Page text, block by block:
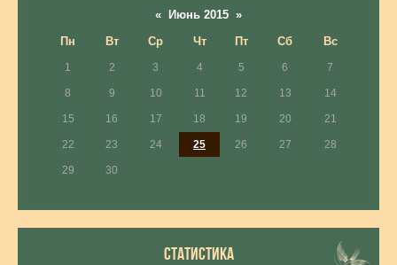
« Июнь 2015 »
Пн
Вт Ср Чт Пт Сб Вс
1 2 3 4 5 6 7
8 9 10 11 12 13 14
15 16 17 18 19 20 21
22 23 24 25 26 27 28
29 30
СТАТИСТИКА